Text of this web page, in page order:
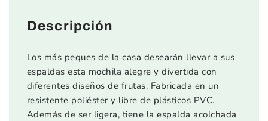
Descripción
Los más peques de la casa desearán llevar a sus
espaldas esta mochila alegre y divertida con
diferentes diseños de frutas. Fabricada en un
resistente poliéster y libre de plásticos PVC.
Además de ser ligera, tiene la espalda acolchada